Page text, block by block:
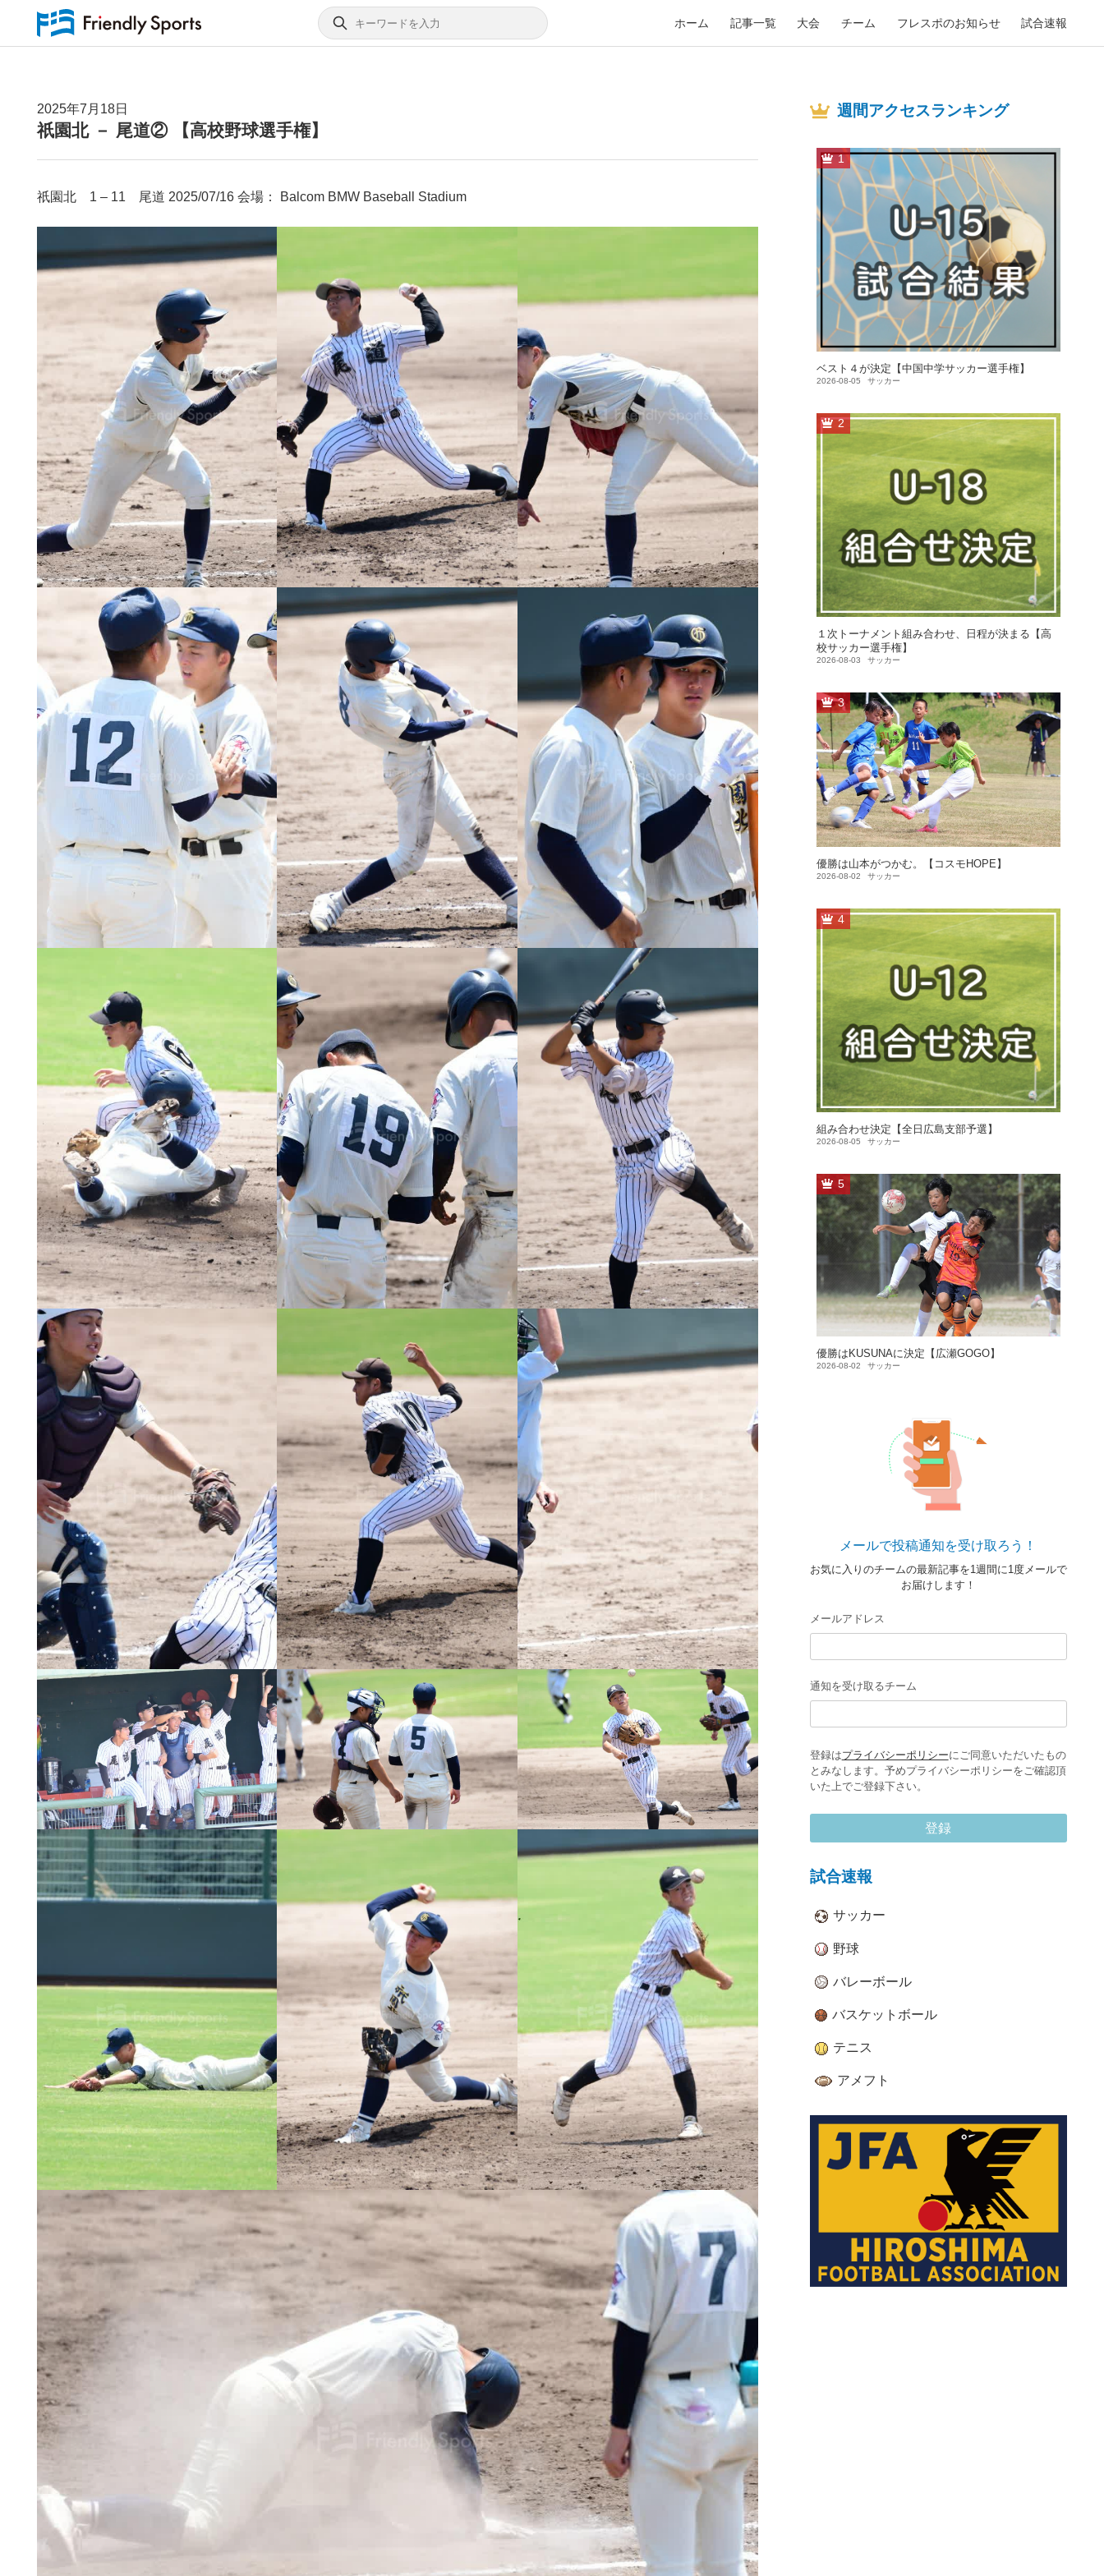
ホーム 記事一覧 大会 チーム フレスポのお知らせ 試合速報
2025年7月18日
祇園北 － 尾道② 【高校野球選手権】
祇園北 1 – 11 尾道 2025/07/16 会場： Balcom BMW Baseball Stadium
週間アクセスランキング
1
ベスト４が決定【中国中学サッカー選手権】
2026-08-05 サッカー
2
１次トーナメント組み合わせ、日程が決まる【高
校サッカー選手権】
2026-08-03 サッカー
3
優勝は山本がつかむ。【コスモHOPE】
2026-08-02 サッカー
4
組み合わせ決定【全日広島支部予選】
2026-08-05 サッカー
5
優勝はKUSUNAに決定【広瀬GOGO】
2026-08-02 サッカー
メールで投稿通知を受け取ろう！
お気に入りのチームの最新記事を1週間に1度メールで
お届けします！
メールアドレス
通知を受け取るチーム
登録はプライバシーポリシーにご同意いただいたもの
とみなします。予めプライバシーポリシーをご確認頂
いた上でご登録下さい。
登録
試合速報
サッカー
野球
バレーボール
バスケットボール
テニス
アメフト